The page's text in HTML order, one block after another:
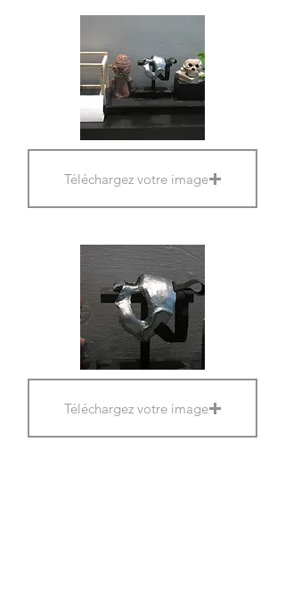
Téléchargez votre image
Téléchargez votre image